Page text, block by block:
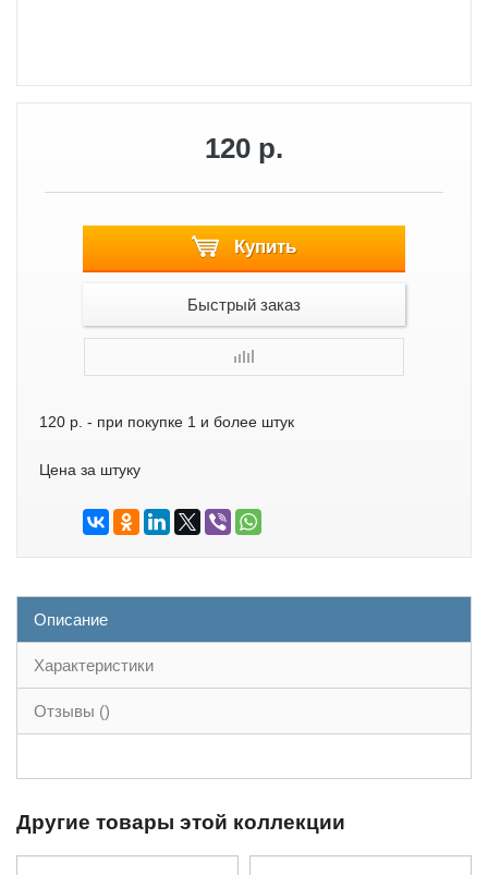
120 р.
Купить
Быстрый заказ
120 р. - при покупке 1 и более штук
Цена за штуку
Описание
Характеристики
Отзывы ()
Другие товары этой коллекции